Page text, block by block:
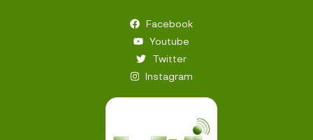
Facebook
Youtube
Twitter
Instagram